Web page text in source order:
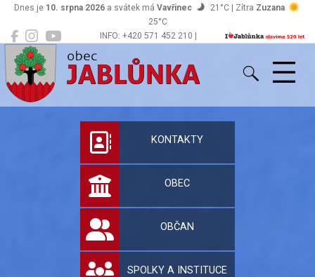
INFO: +420 571 452 210 |
Dnes je 10. srpna 2026 a svátek má Vavřinec 21°C | Zítra Zuzana
25°C
Jablůnka
Oficiální stránky
KONTAKTY
OBEC
OBČAN
SPOLKY A INSTITUCE